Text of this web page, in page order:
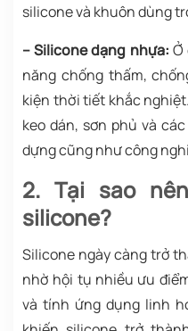
silicone và khuôn dùng
– Silicone dạng nhựa: Ở
năng chống thấm,
kiện thời tiết khắc
keo dán, sơn phủ và
dựng cũng như công
2. Tại sao
silicone?
Silicone ngày càng trở
nhờ hội tụ nhiều ưu
và tính ứng dụng linh